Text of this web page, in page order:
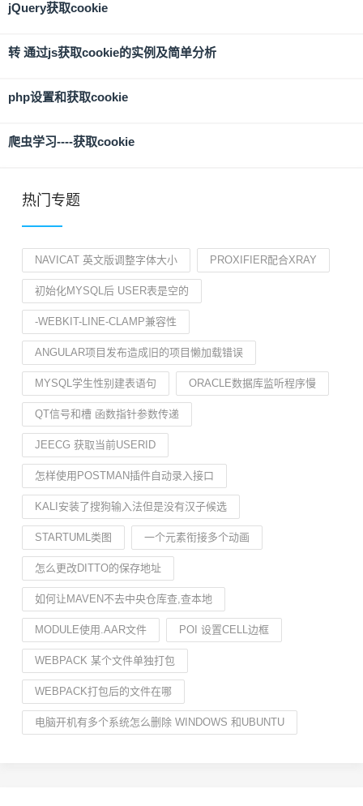
jQuery获取cookie
转 通过js获取cookie的实例及简单分析
php设置和获取cookie
爬虫学习----获取cookie
热门专题
NAVICAT 英文版调整字体大小 PROXIFIER配合XRAY
初始化MYSQL后 USER表是空的
-WEBKIT-LINE-CLAMP兼容性
ANGULAR项目发布造成旧的项目懒加载错误
MYSQL学生性别建表语句 ORACLE数据库监听程序慢
QT信号和槽 函数指针参数传递
JEECG 获取当前USERID
怎样使用POSTMAN插件自动录入接口
KALI安装了搜狗输入法但是没有汉子候选
STARTUML类图 一个元素衔接多个动画
怎么更改DITTO的保存地址
如何让MAVEN不去中央仓库查,查本地
MODULE使用.AAR文件 POI 设置CELL边框
WEBPACK 某个文件单独打包
WEBPACK打包后的文件在哪
电脑开机有多个系统怎么删除 WINDOWS 和UBUNTU